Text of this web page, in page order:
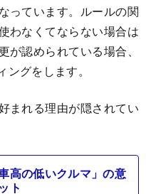
っています。ルールの関
わなくてならない場合は
が認められている場合、
グをします。
まれる理由が隠されてい
高の低いクルマ」の意
ト